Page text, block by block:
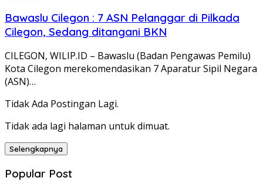
Bawaslu Cilegon : 7 ASN Pelanggar di Pilkada
Cilegon, Sedang ditangani BKN
CILEGON, WILIP.ID – Bawaslu (Badan Pengawas Pemilu)
Kota Cilegon merekomendasikan 7 Aparatur Sipil Negara
(ASN)…
Tidak Ada Postingan Lagi.
Tidak ada lagi halaman untuk dimuat.
Selengkapnya
Popular Post